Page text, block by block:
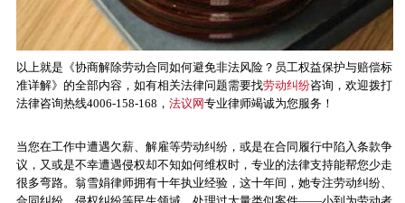
以上就是《协商解除劳动合同如何避免非法风险？员工权益保护与赔偿标
准详解》的全部内容，如有相关法律问题需要找劳动纠纷咨询，欢迎拨打
法律咨询热线4006-158-168， 法议网专业律师竭诚为您服务！
当您在工作中遭遇欠薪、解雇等劳动纠纷，或是在合同履行中陷入条款争
议，又或是不幸遭遇侵权却不知如何维权时，专业的法律支持能帮您少走
很多弯路。翁雪娟律师拥有十年执业经验，这十年间，她专注劳动纠纷、